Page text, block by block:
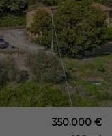
350.000 €